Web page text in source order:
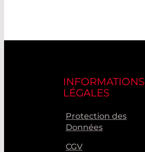
INFORMATIONS
LÉGALES
Protection des
Données
CGV